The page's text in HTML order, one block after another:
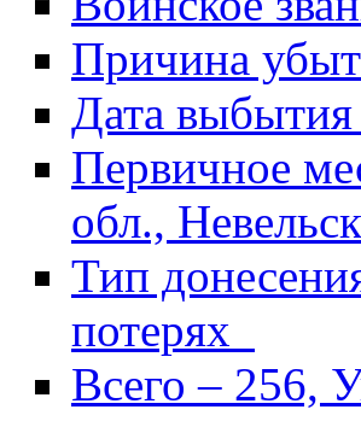
Причина
Дата
Первичное
обл.,
Тип
потерях
Всего – 256,